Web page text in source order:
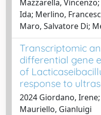
Mazzarella,
Ida; Merlino,
Maro, Salvatore Di;
Transcriptomic
differential gene
of
response to
2024 Giordano,
Mauriello, Gianluigi